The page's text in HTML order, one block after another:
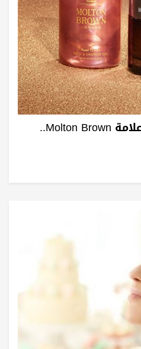
عطر Rose Dunes من علامة Molton Brown..